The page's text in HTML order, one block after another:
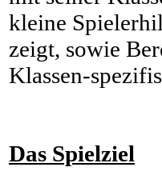
kleine
zeigt, sowie
Klassen-
Das Spielziel